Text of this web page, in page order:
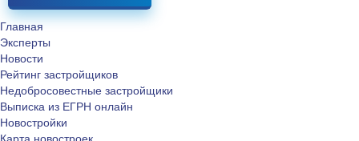
Главная
Эксперты
Новости
Рейтинг застройщиков
Недобросовестные застройщики
Выписка из ЕГРН онлайн
Новостройки
Карта новостроек